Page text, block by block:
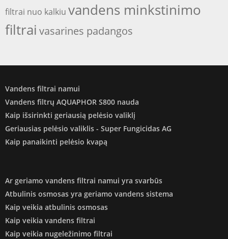
filtrai nuo kalkiu vandens minkstinimo
filtrai vasarines padangos
Vandens filtrai namui
Vandens filtrų AQUAPHOR S800 nauda
Kaip išsirinkti geriausią pelėsio valiklį
Geriausias pelėsio valiklis - Super Fungicidas AG
Kaip panaikinti pelėsio kvapą
Ar geriamo vandens filtrai namui yra svarbūs
Atbulinis osmosas yra geriamo vandens sistema
Kaip veikia atbulinis osmosas
Kaip veikia vandens filtrai
Kaip veikia nugeležinimo filtrai